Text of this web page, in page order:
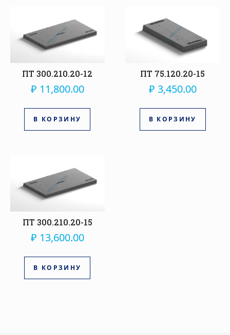
ПТ 300.210.20-12
₽ 11,800.00
В КОРЗИНУ
ПТ 75.120.20-15
₽ 3,450.00
В КОРЗИНУ
ПТ 300.210.20-15
₽ 13,600.00
В КОРЗИНУ